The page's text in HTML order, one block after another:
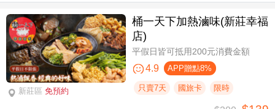
新莊區 免預約
桶一天下加熱滷味(新莊幸福
店)
平假日皆可抵用200元消費金額
4.9 APP贈點8%
只賣7天 國旅卡 限時